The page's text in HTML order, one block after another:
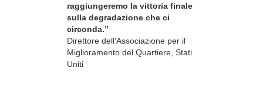
raggiungeremo la vittoria finale
sulla degradazione che ci
circonda.”
Direttore dell’Associazione per il
Miglioramento del Quartiere, Stati
Uniti